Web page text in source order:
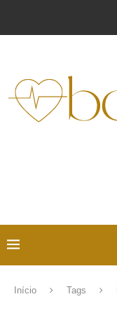
Início Tags